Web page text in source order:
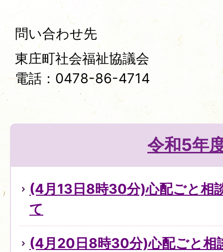
問い合わせ先
東庄町社会福祉協議会
電話：0478-86-4714
令和5年
(4月13日8時30分)心配ごと相
て
(4月20日8時30分)心配ごと相